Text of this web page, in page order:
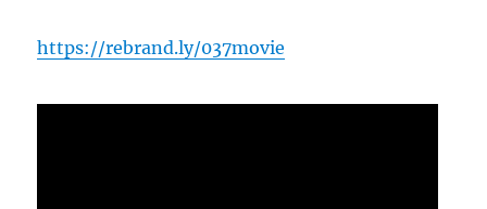
https://rebrand.ly/037movie